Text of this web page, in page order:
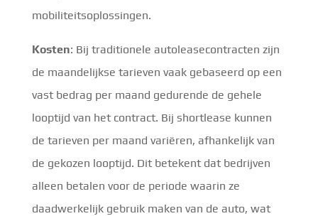
mobiliteitsoplossingen.
Kosten: Bij traditionele autoleasecontracten zijn
de maandelijkse tarieven vaak gebaseerd op een
vast bedrag per maand gedurende de gehele
looptijd van het contract. Bij shortlease kunnen
de tarieven per maand variëren, afhankelijk van
de gekozen looptijd. Dit betekent dat bedrijven
alleen betalen voor de periode waarin ze
daadwerkelijk gebruik maken van de auto, wat